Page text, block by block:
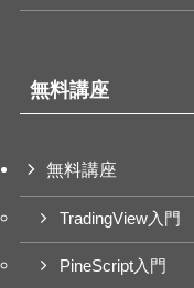
無料講座
無料講座
TradingView入門
PineScript入門